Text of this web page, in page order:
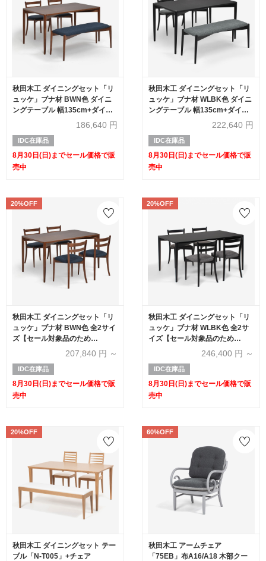
秋田木工 ダイニングセット「リ
ュッケ」ブナ材 BWN色 ダイニ
ングテーブル 幅135cm+ダイニ
ングチェア2脚＋ベンチ【セール
186,640 円
IDC在庫品
8月30日(日)までセール価格で販
売中
秋田木工 ダイニングセット「リ
ュッケ」ブナ材 WLBK色 ダイニ
ングテーブル 幅135cm+ダイニ
ングチェア2脚＋ベンチ【セール
222,640 円
IDC在庫品
8月30日(日)までセール価格で販
売中
20%OFF
秋田木工 ダイニングセット「リ
ュッケ」ブナ材 BWN色 全2サイ
ズ【セール対象品のため
207,840 円 ～
IDC在庫品
8月30日(日)までセール価格で販
売中
20%OFF
秋田木工 ダイニングセット「リ
ュッケ」ブナ材 WLBK色 全2サ
イズ【セール対象品のため
246,400 円 ～
IDC在庫品
8月30日(日)までセール価格で販
売中
20%OFF
秋田木工 ダイニングセット テー
ブル「N-T005」+チェア
60%OFF
秋田木工 アームチェア
「75EB」布A16/A18 木部クー